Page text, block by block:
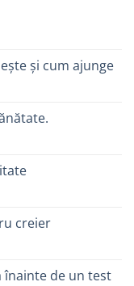
și cum ajunge
creier
înainte de un test